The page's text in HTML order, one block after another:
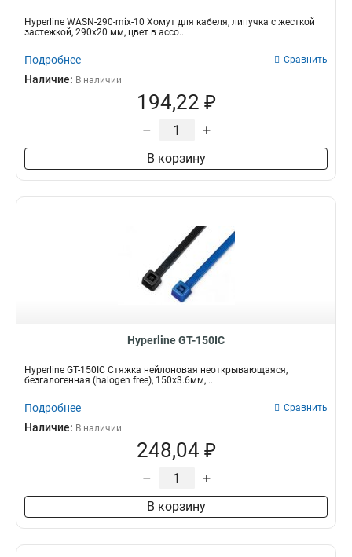
Hyperline WASN-290-mix-10 Хомут для кабеля, липучка с жесткой
застежкой, 290x20 мм, цвет в ассо...
Подробнее Сравнить
Наличие: В наличии
194,22 ₽
– +
В корзину
Hyperline GT-150IC
Hyperline GT-150IC Стяжка нейлоновая неоткрывающаяся,
безгалогенная (halogen free), 150x3.6мм,...
Подробнее Сравнить
Наличие: В наличии
248,04 ₽
– +
В корзину